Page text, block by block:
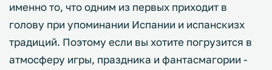
именно то, что одним из первых приходит в
голову при упоминании Испании и испанскизх
традиций. Поэтому если вы хотите погрузится в
атмосферу игры, праздника и фантасмагории -